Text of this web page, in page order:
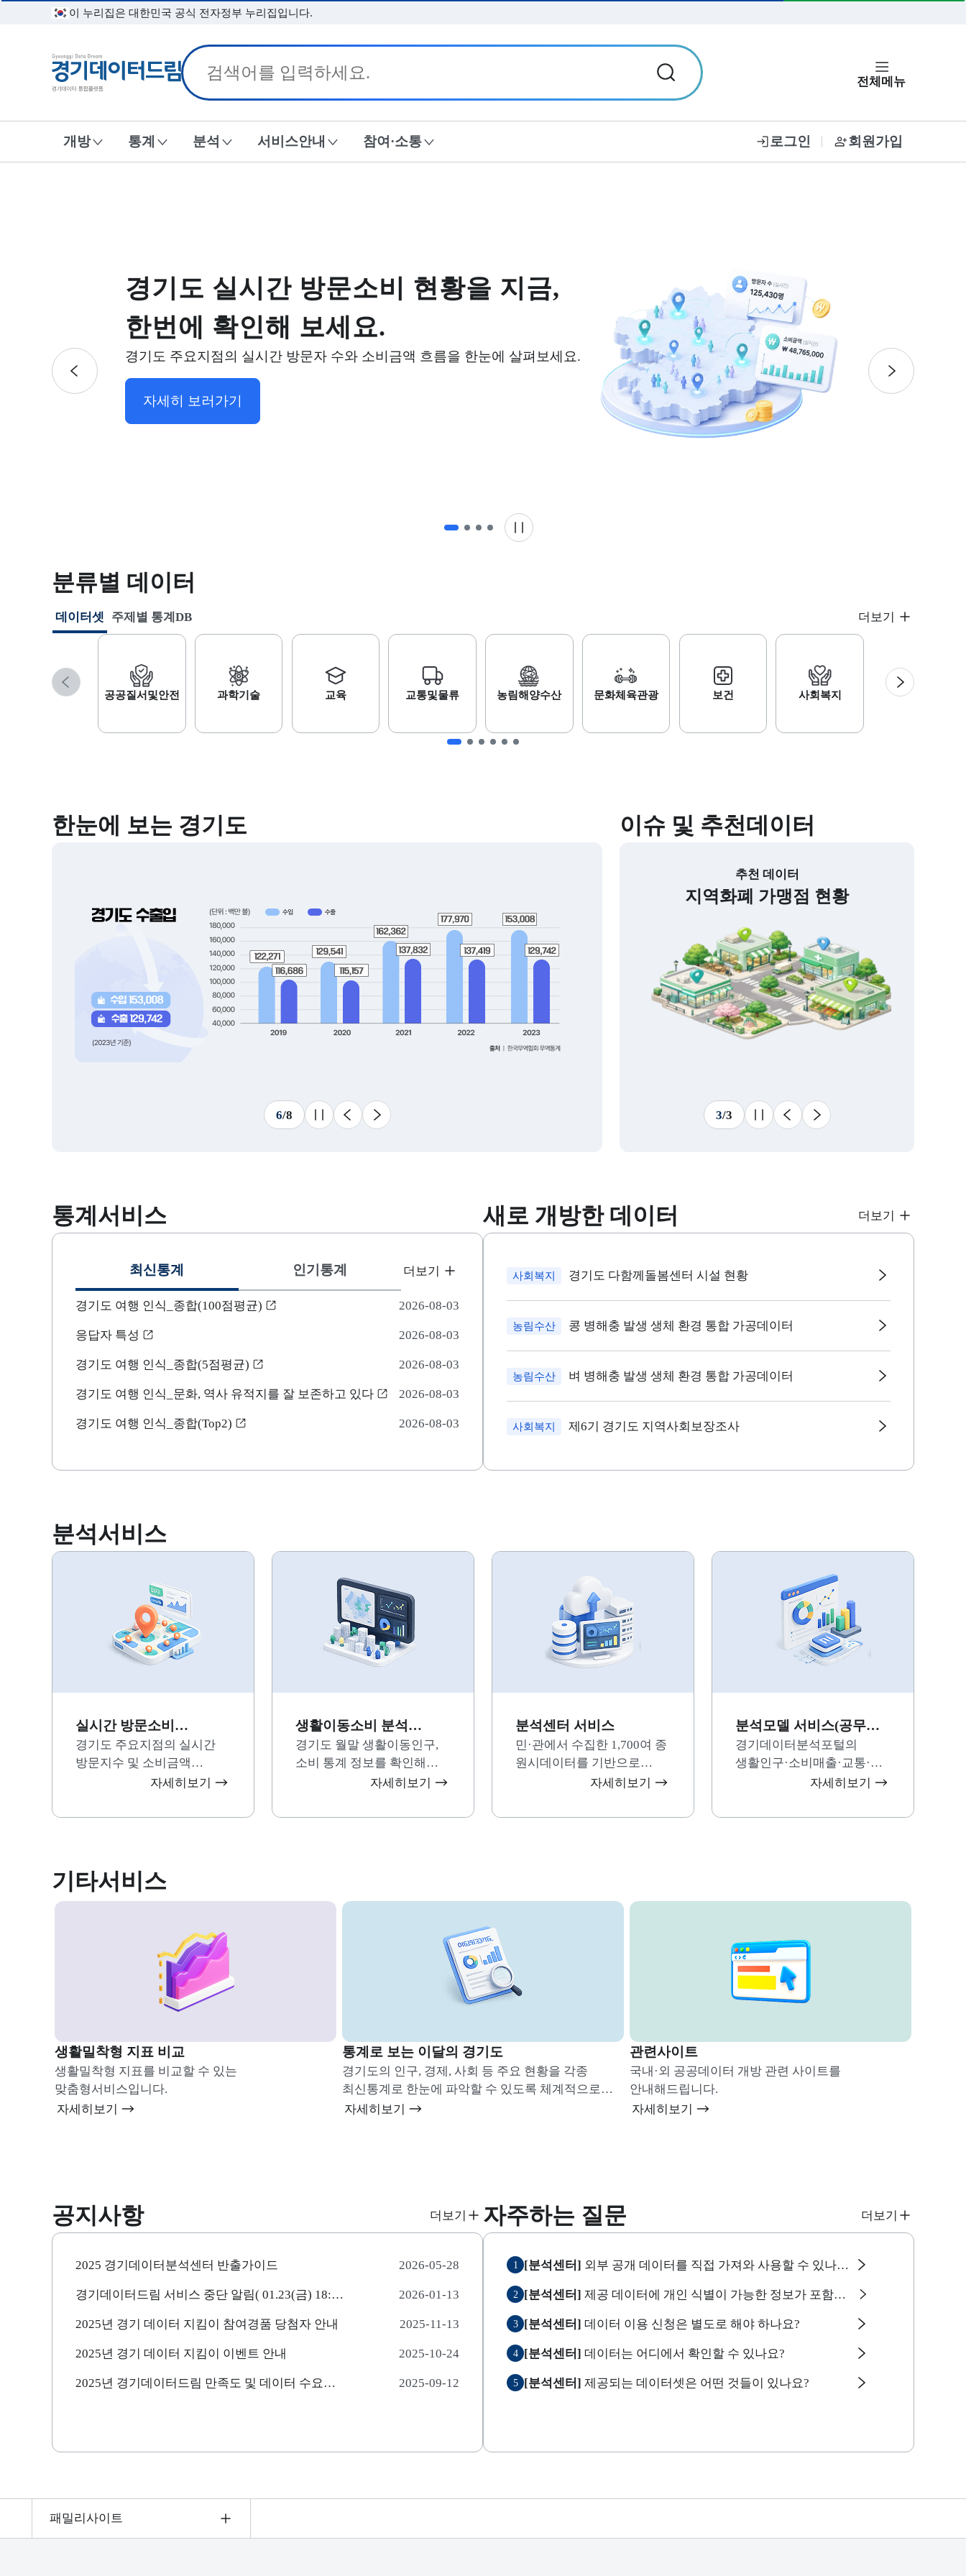
이 누리집은 대한민국 공식 전자정부 누리집입니다.
경기데이터드림
입력한 비밀번호 보기 전체메뉴
개방 통계 분석 서비스안내 참여·소통 로그인 회원가입
경기도 실시간 방문소비 현황을 지금,
한번에 확인해 보세요.
경기도 주요지점의 실시간 방문자 수와 소비금액 흐름을 한눈에 살펴보세요.
자세히 보러가기
이전 다음
슬라이드 멈춤
분류별 데이터
데이터셋
선택됨
주제별 통계DB 더보기
데이터셋
공공질서및안전 과학기술 교육 교통및물류 농림해양수산 문화체육관광 보건 사회복지
산업·통상·
이전 다음
한눈에 보는 경기도
6/8
슬라이드 멈춤
이전 다음
이슈 및 추천데이터
관측현황
추천 데이터
지역화폐 가맹점 현황
3/3
슬라이드 멈춤
이전 다음
통계서비스
최신통계
선택됨
인기통계 더보기
최신통계
경기도 여행 인식_종합(100점평균) 2026-08-03
응답자 특성 2026-08-03
경기도 여행 인식_종합(5점평균) 2026-08-03
경기도 여행 인식_문화, 역사 유적지를 잘 보존하고 있다 2026-08-03
경기도 여행 인식_종합(Top2) 2026-08-03
새로 개방한 데이터 더보기
사회복지 경기도 다함께돌봄센터 시설 현황
농림수산 콩 병해충 발생 생체 환경 통합 가공데이터
농림수산 벼 병해충 발생 생체 환경 통합 가공데이터
사회복지 제6기 경기도 지역사회보장조사
분석서비스
실시간 방문소비
현황지도
경기도 주요지점의 실시간
방문지수 및 소비금액
현황경기도 주요지점의
현황경기도 주요지점의
자세히보기
생활이동소비 분석
상황판
경기도 월말 생활이동인구,
소비 통계 정보를 확인해
자세히보기
분석센터 서비스
민·관에서 수집한 1,700여 종
원시데이터를 기반으로
이용자와 도민에게 필요한
있도록 정제·구성한 데이터
자세히보기
분석모델 서비스(공무원
전용)
경기데이터분석포털의
생활인구·소비매출·교통·
지역 변화와 트렌드를
자세히보기
기타서비스
생활밀착형 지표 비교
생활밀착형 지표를 비교할 수 있는
맞춤형서비스입니다.
자세히보기
통계로 보는 이달의 경기도
경기도의 인구, 경제, 사회 등 주요 현황을 각종
최신통계로 한눈에 파악할 수 있도록 체계적으로
제공합니다.
자세히보기
관련사이트
국내·외 공공데이터 개방 관련 사이트를
안내해드립니다.
자세히보기
공지사항 더보기
2025 경기데이터분석센터 반출가이드 2026-05-28
경기데이터드림 서비스 중단 알림( 01.23(금) 18:00~ 01.24(토) 18:00) 2026-01-13
2025년 경기 데이터 지킴이 참여경품 당첨자 안내 2025-11-13
2025년 경기 데이터 지킴이 이벤트 안내 2025-10-24
2025년 경기데이터드림 만족도 및 데이터 수요조사 참여경품 당첨자 안내 2025-09-12
자주하는 질문 더보기
1 [분석센터] 외부 공개 데이터를 직접 가져와 사용할 수 있나요?
2 [분석센터] 제공 데이터에 개인 식별이 가능한 정보가 포함되어 있나요?
3 [분석센터] 데이터 이용 신청은 별도로 해야 하나요?
4 [분석센터] 데이터는 어디에서 확인할 수 있나요?
5 [분석센터] 제공되는 데이터셋은 어떤 것들이 있나요?
패밀리사이트